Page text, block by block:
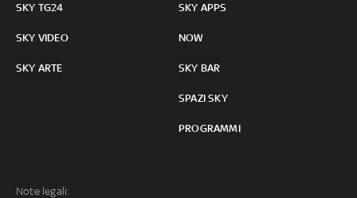
SKY TG24
SKY VIDEO
SKY ARTE
SKY APPS
NOW
SKY BAR
SPAZI SKY
PROGRAMMI
Note legali: